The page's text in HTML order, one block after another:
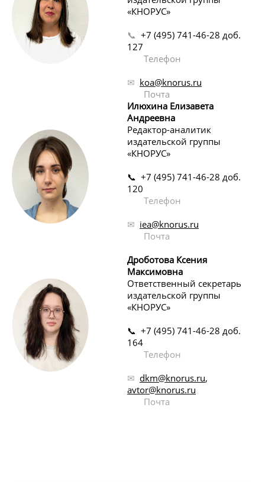
«КНОРУС»
📞 +7 (495) 741-46-28 доб.
127
Телефон
✉ koa@knorus.ru
Почта
Илюхина Елизавета
Андреевна
Редактор-аналитик
издательской группы
«КНОРУС»
📞 +7 (495) 741-46-28 доб.
120
Телефон
✉ iea@knorus.ru
Почта
Дроботова Ксения
Максимовна
Ответственный секретарь
издательской группы
«КНОРУС»
📞 +7 (495) 741-46-28 доб.
164
Телефон
✉ dkm@knorus.ru,
avtor@knorus.ru
Почта